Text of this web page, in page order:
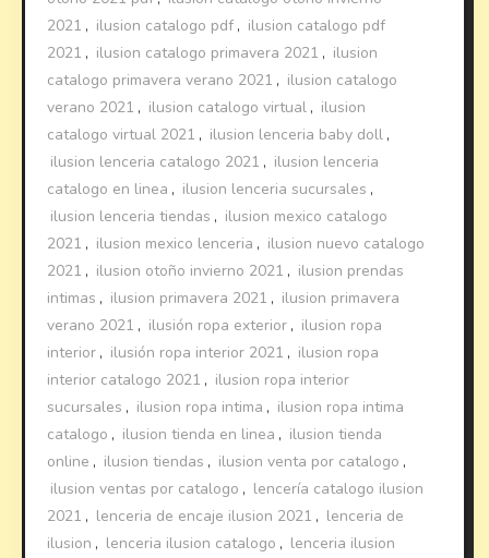
2021 , ilusion catalogo pdf , ilusion catalogo pdf
2021 , ilusion catalogo primavera 2021 , ilusion
catalogo primavera verano 2021 , ilusion catalogo
verano 2021 , ilusion catalogo virtual , ilusion
catalogo virtual 2021 , ilusion lenceria baby doll ,
ilusion lenceria catalogo 2021 , ilusion lenceria
catalogo en linea , ilusion lenceria sucursales ,
ilusion lenceria tiendas , ilusion mexico catalogo
2021 , ilusion mexico lenceria , ilusion nuevo catalogo
2021 , ilusion otoño invierno 2021 , ilusion prendas
intimas , ilusion primavera 2021 , ilusion primavera
verano 2021 , ilusión ropa exterior , ilusion ropa
interior , ilusión ropa interior 2021 , ilusion ropa
interior catalogo 2021 , ilusion ropa interior
sucursales , ilusion ropa intima , ilusion ropa intima
catalogo , ilusion tienda en linea , ilusion tienda
online , ilusion tiendas , ilusion venta por catalogo ,
ilusion ventas por catalogo , lencería catalogo ilusion
2021 , lenceria de encaje ilusion 2021 , lenceria de
ilusion , lenceria ilusion catalogo , lenceria ilusion